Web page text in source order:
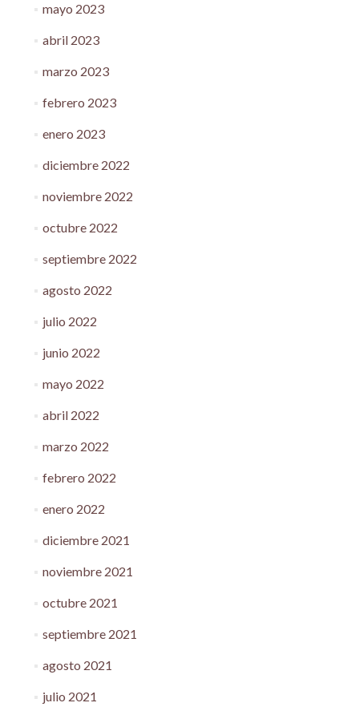
mayo 2023
abril 2023
marzo 2023
febrero 2023
enero 2023
diciembre 2022
noviembre 2022
octubre 2022
septiembre 2022
agosto 2022
julio 2022
junio 2022
mayo 2022
abril 2022
marzo 2022
febrero 2022
enero 2022
diciembre 2021
noviembre 2021
octubre 2021
septiembre 2021
agosto 2021
julio 2021